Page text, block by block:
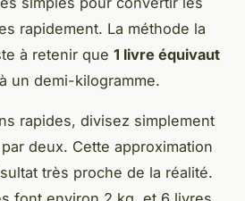
rapidement. La méthode la
à retenir que 1 livre équivaut
un demi-kilogramme.
rapides, divisez simplement
deux. Cette approximation
très proche de la réalité.